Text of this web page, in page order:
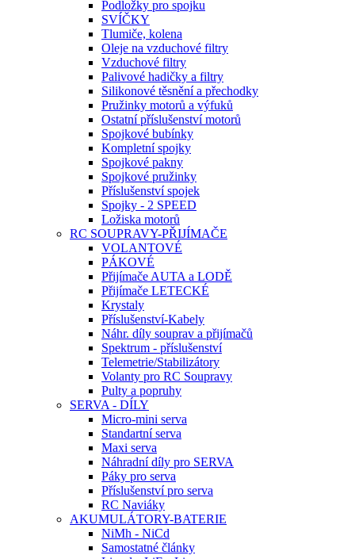
Podložky pro spojku
SVÍČKY
Tlumiče, kolena
Oleje na vzduchové filtry
Vzduchové filtry
Palivové hadičky a filtry
Silikonové těsnění a přechodky
Pružinky motorů a výfuků
Ostatní příslušenství motorů
Spojkové bubínky
Kompletní spojky
Spojkové pakny
Spojkové pružinky
Příslušenství spojek
Spojky - 2 SPEED
Ložiska motorů
RC SOUPRAVY-PŘIJÍMAČE
VOLANTOVÉ
PÁKOVÉ
Přijímače AUTA a LODĚ
Přijímače LETECKÉ
Krystaly
Příslušenství-Kabely
Náhr. díly souprav a přijímačů
Spektrum - příslušenství
Telemetrie/Stabilizátory
Volanty pro RC Soupravy
Pulty a popruhy
SERVA - DÍLY
Micro-mini serva
Standartní serva
Maxi serva
Náhradní díly pro SERVA
Páky pro serva
Příslušenství pro serva
RC Naviáky
AKUMULÁTORY-BATERIE
NiMh - NiCd
Samostatné články